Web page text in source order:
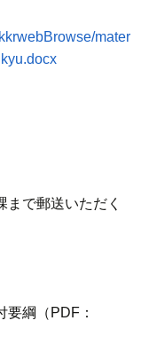
mater
で郵送いただく
綱（PDF：